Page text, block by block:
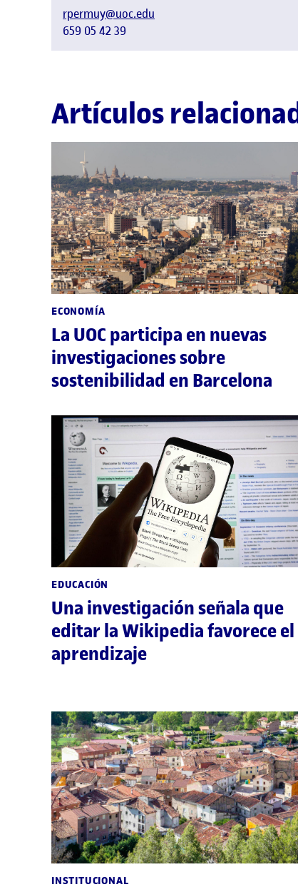
rpermuy@uoc.edu
659 05 42 39
Artículos
ECONOMÍA
La UOC participa en nuevas
investigaciones sobre
sostenibilidad en Barcelona
EDUCACIÓN
Una investigación señala que
editar la Wikipedia favorece el
aprendizaje
INSTITUCIONAL